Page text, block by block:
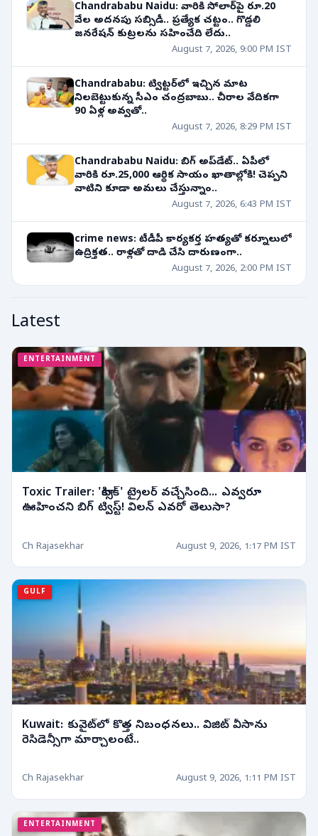
Chandrababu Naidu: వారికి సోలార్‌పై రూ.20
వేల అదనపు సబ్సిడీ.. ప్రత్యేక చట్టం.. గొడ్డలి
జనరేషన్ కుట్రలను సహించేది లేదు..
August 7, 2026, 9:00 PM IST
Chandrababu: ట్విట్టర్‌లో ఇచ్చిన మాట
నిలబెట్టుకున్న సీఎం చంద్రబాబు.. చీరాల వేదికగా
90 ఏళ్ల అవ్వతో..
August 7, 2026, 8:29 PM IST
Chandrababu Naidu: బిగ్ అప్‌డేట్.. ఏపీలో
వారికి రూ.25,000 ఆర్థిక సాయం ఖాతాల్లోకి! చెప్పని
వాటిని కూడా అమలు చేస్తున్నాం..
August 7, 2026, 6:43 PM IST
crime news: టీడీపీ కార్యకర్త హత్యతో కర్నూలులో
ఉద్రిక్తత.. రాళ్లతో దాడి చేసి దారుణంగా..
August 7, 2026, 2:00 PM IST
Latest
ENTERTAINMENT
Toxic Trailer: 'టాక్సిక్' ట్రైలర్ వచ్చేసింది... ఎవ్వరూ
ఊహించని బిగ్ ట్విస్ట్! విలన్ ఎవరో తెలుసా?
Ch Rajasekhar August 9, 2026, 1:17 PM IST
GULF
Kuwait: కువైట్‌లో కొత్త నిబంధనలు.. విజిట్ వీసాను
రెసిడెన్సీగా మార్చాలంటే..
Ch Rajasekhar August 9, 2026, 1:11 PM IST
ENTERTAINMENT